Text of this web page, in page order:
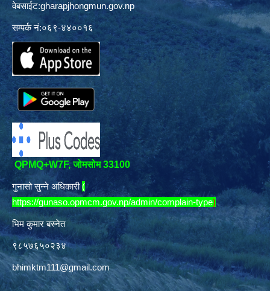
वेबसाईट:gharapjhongmun.gov.np
सम्पर्क नं:०६९-४४००१६
QPMQ+W7F, जोमसोम 33100
गुनासो सुन्ने अधिकारी (
https://gunaso.opmcm.gov.np/admin/complain-type)
भिम कुमार बस्नेत
९८५७६५०२३४
bhimktm111@gmail.com